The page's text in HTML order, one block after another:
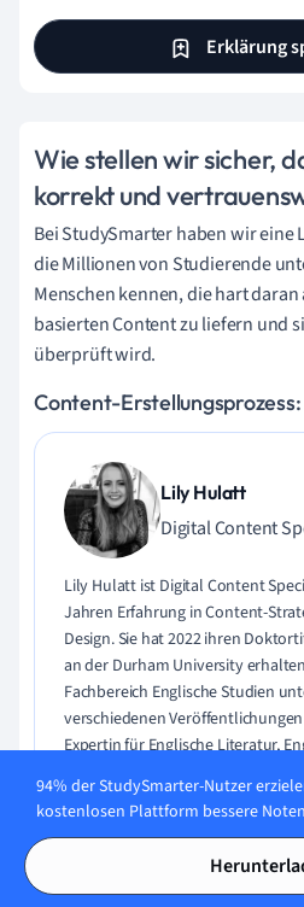
Erklärung
Wie stellen wir sicher,
korrekt und
Bei StudySmarter haben wir
die Millionen von Studierende
Menschen kennen, die hart
basierten Content zu liefern und
überprüft wird.
Content-Erstellungsprozess:
Lily Hulatt
Digital Content
Lily Hulatt ist Digital Content
Jahren Erfahrung in Content-
Design. Sie hat 2022 ihren
an der Durham University
Fachbereich Englische Studien
verschiedenen
Expertin für Englische Literatur,
Lerne Lily
94% der StudySmarter-Nutzer
kostenlosen Plattform bessere